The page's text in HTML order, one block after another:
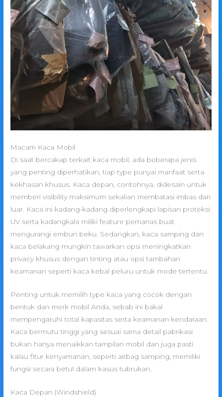
Macam Kaca Mobil
Di saat bercakap terkait kaca mobil, ada beberapa jenis
yang penting diperhatikan, tiap type punyai manfaat serta
kekhasan khusus. Kaca depan, contohnya, didesain untuk
memberi visibility maksimum sekalian membatasi imbas dari
luar. Kaca ini kadang-kadang diperlengkapi lapisan proteksi
UV serta kadangkala miliki feature pemanas buat
mengurangi embun beku. Sedangkan, kaca samping dan
kaca belakang mungkin tawarkan opsi meningkatkan
privacy khusus dengan tinting atau opsi tambahan
keamanan seperti kaca kebal peluru untuk mode tertentu.
Penting untuk memilih type kaca yang cocok dengan
bentuk dan merk mobil Anda, sebab ini bakal
mempengaruhi total kapasitas serta keamanan kendaraan.
Kaca bermutu tinggi yang sesuai sama detail pabrikasi
bukan hanya menaikkan tampilan mobil dan juga pasti
kalau fitur kenyamanan, seperti airbag samping, memiliki
fungsi secara betul dalam kasus tubrukan.
Kaca Depan (Windshield)